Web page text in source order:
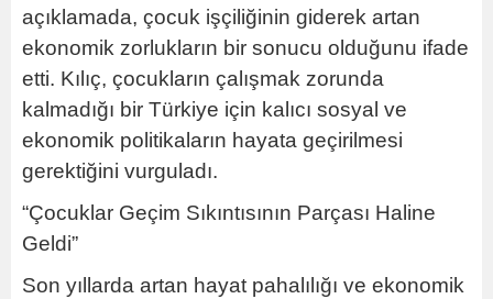
açıklamada, çocuk işçiliğinin giderek artan
ekonomik zorlukların bir sonucu olduğunu ifade
etti. Kılıç, çocukların çalışmak zorunda
kalmadığı bir Türkiye için kalıcı sosyal ve
ekonomik politikaların hayata geçirilmesi
gerektiğini vurguladı.
“Çocuklar Geçim Sıkıntısının Parçası Haline
Geldi”
Son yıllarda artan hayat pahalılığı ve ekonomik